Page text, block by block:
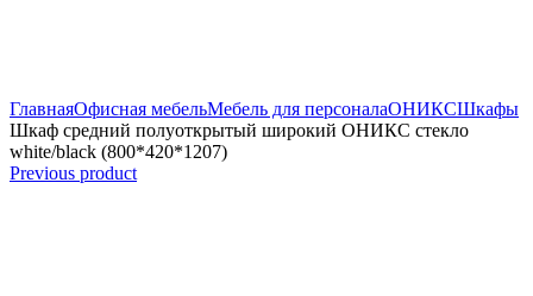
ГлавнаяОфисная мебельМебель для персоналаОНИКСШкафы
Шкаф средний полуоткрытый широкий ОНИКС стекло
white/black (800*420*1207)
Previous product